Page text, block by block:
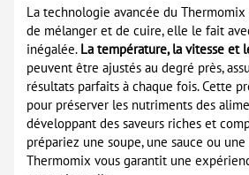
La technologie avancée du
de mélanger et de cuire, elle le fait
inégalée. La température, la vitesse et
peuvent être ajustés au degré près,
résultats parfaits à chaque fois. Cette
pour préserver les nutriments des
développant des saveurs riches et
prépariez une soupe, une sauce ou
Thermomix vous garantit une